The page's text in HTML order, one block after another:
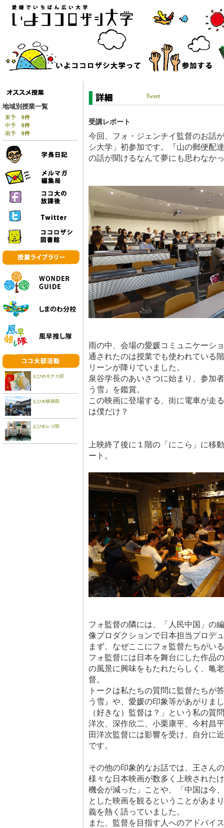
地域別授業一覧
東予 0件
中予 0件
南予 0件
えひめモナカ部
えひめ映画部
えひめレゴ部
Tweet
受講レポート
今回、フォ・ジェンチイ監督のお話
シ大学」初参加です。『山の郵便配
の話が聞けるなんて夢にも思わなか
雨の中、会場の愛媛コミュニケーシ
通されたのは授業でも使われている
リーンが降りていました。
泉谷学長のあいさつに始まり、参加
う雪』を鑑賞。
この映画に登場する、街に電車が走
は僕だけ？
上映終了後に１階の「にこら」に移
ート。
フォ監督の隣には、「人民中国」の
像プロダクションで日本担当プロデ
まず、なぜここにフォ監督たちがい
フォ監督には日本を舞台にした作品
の風景に興味をもたれたらしく、亀
督。
トークは私たちの質問に監督たちが
う雪』や、愛媛の印象等があがりま
（好きな）監督は？」という私の質
洋次、深作欣二、小栗康平、今村昌
田洋次監督には影響を受け、自分に
です。
その他の印象的なお話では、王さん
様々な日本映画が数多く上映された
機会が減った」ことや、「中国は今
とした映画を観るということがあま
義を熱く語っていました。
また、監督を目指す人へのアドバイ